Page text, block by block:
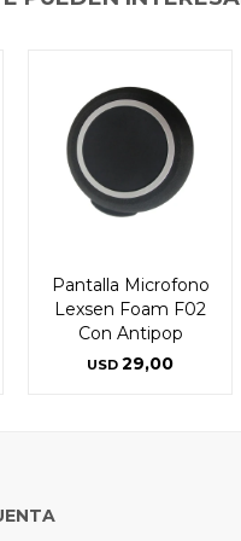
Pantalla Microfono
Lexsen Foam F02
Con Antipop
USD 29,00